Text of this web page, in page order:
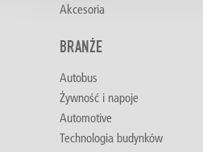
Akcesoria
BRANŻE
Autobus
Żywność i napoje
Automotive
Technologia budynków